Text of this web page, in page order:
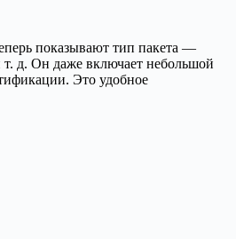
показывают тип пакета —
д. Он даже включает небольшой
Это удобное